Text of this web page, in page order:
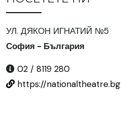
УЛ. ДЯКОН ИГНАТИЙ №5
София - България
02 / 8119 280
https://